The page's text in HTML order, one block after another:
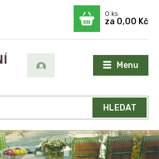
Menu
HLEDAT
0ks
za 0,00 Kč